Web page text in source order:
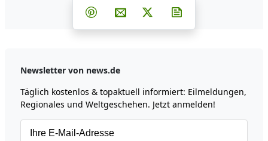
Teilen auf Facebook
Teilen auf Whatsapp
Teilen auf Telegram
Teilen auf Pinterest
Per E-Mail teilen
Post auf X
Newsletter von news.de
Täglich kostenlos & topaktuell informiert: Eilmeldungen,
Regionales und Weltgeschehen. Jetzt anmelden!